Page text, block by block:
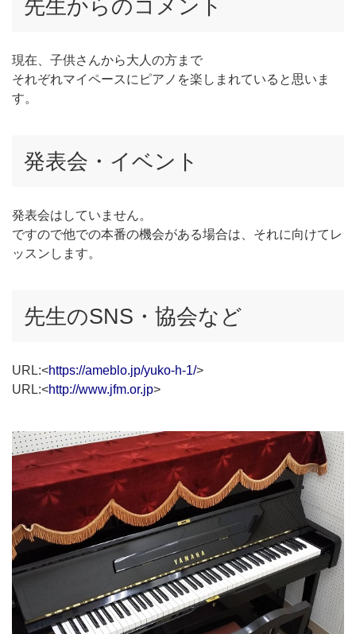
先生からのコメント
現在、子供さんから大人の方まで
それぞれマイペースにピアノを楽しまれていると思いま
す。
発表会・イベント
発表会はしていません。
ですので他での本番の機会がある場合は、それに向けてレ
ッスンします。
先生のSNS・協会など
URL:<https://ameblo.jp/yuko-h-1/>
URL:<http://www.jfm.or.jp>